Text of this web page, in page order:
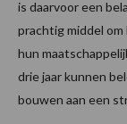
is daarvoor een
prachtig middel
hun
drie jaar kunnen
bouwen aan een